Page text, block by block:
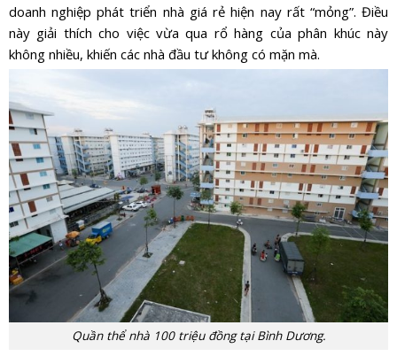
doanh nghiệp phát triển nhà giá rẻ hiện nay rất “mỏng”. Điều
này giải thích cho việc vừa qua rổ hàng của phân khúc này
không nhiều, khiến các nhà đầu tư không có mặn mà.
Quần thể nhà 100 triệu đồng tại Bình Dương.